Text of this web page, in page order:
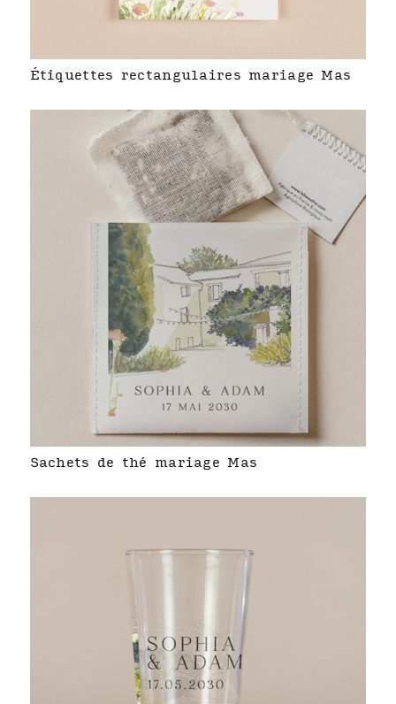
Étiquettes rectangulaires mariage Mas
Sachets de thé mariage Mas